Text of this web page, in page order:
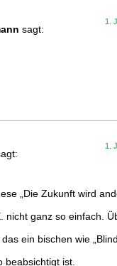
sagt:
1.
1.
„Die Zukunft wird
nicht ganz so einfach.
ein bischen wie
beabsichtigt ist.